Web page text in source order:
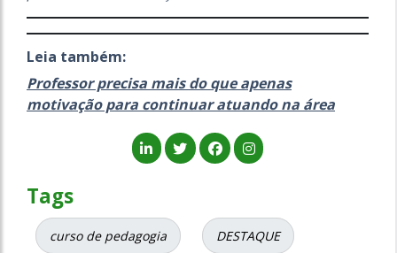
Leia também:
Professor precisa mais do que apenas
motivação para continuar atuando na área
Tags
curso de pedagogia DESTAQUE